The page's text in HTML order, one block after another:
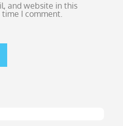
and website in this
I comment.